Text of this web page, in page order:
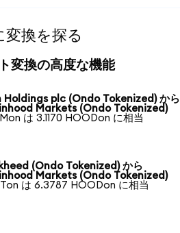
変換を探る
変換の高度な機能
Holdings plc (Ondo Tokenized) から
Markets (Ondo Tokenized)
は 3.1170 HOODon に相当
(Ondo Tokenized) から
Markets (Ondo Tokenized)
は 6.3787 HOODon に相当